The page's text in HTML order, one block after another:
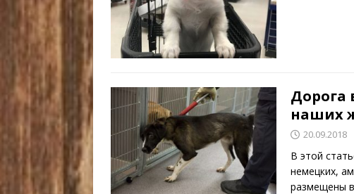
Дорога
наших
20.09.2018
В этой
немецких,
размещены